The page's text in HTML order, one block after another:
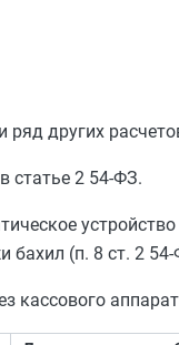
ряд других
статье 2 54-ФЗ.
бахил (п. 8 ст. 2
кассового